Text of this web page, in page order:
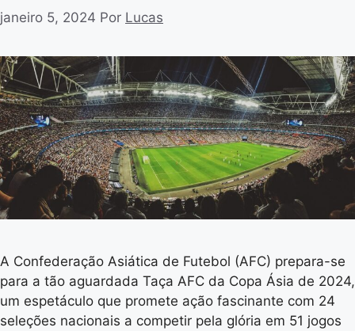
janeiro 5, 2024 Por Lucas
A Confederação Asiática de Futebol (AFC) prepara-se
para a tão aguardada Taça AFC da Copa Ásia de 2024,
um espetáculo que promete ação fascinante com 24
seleções nacionais a competir pela glória em 51 jogos